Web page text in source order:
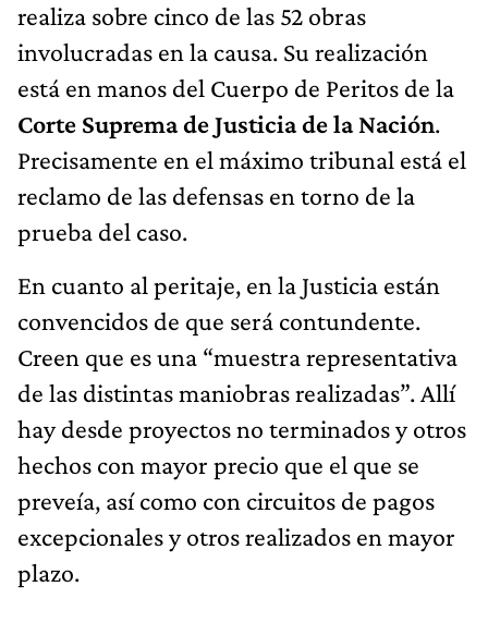
realiza sobre cinco de las 52 obras
involucradas en la causa. Su realización
está en manos del Cuerpo de Peritos de la
Corte Suprema de Justicia de la Nación.
Precisamente en el máximo tribunal está el
reclamo de las defensas en torno de la
prueba del caso.
En cuanto al peritaje, en la Justicia están
convencidos de que será contundente.
Creen que es una “muestra representativa
de las distintas maniobras realizadas”. Allí
hay desde proyectos no terminados y otros
hechos con mayor precio que el que se
preveía, así como con circuitos de pagos
excepcionales y otros realizados en mayor
plazo.